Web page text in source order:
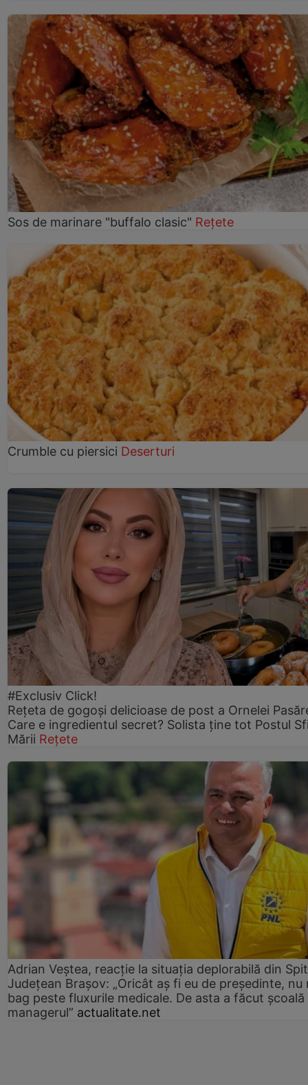
Sos de marinare "buffalo clasic" Rețete
Crumble cu piersici Deserturi
#Exclusiv Click!
Rețeta de gogoşi delicioase de post a Ornelei
Care e ingredientul secret? Solista ține tot Postul
Mării Rețete
Adrian Veștea, reacție la situația deplorabilă din
Județean Brașov: „Oricât aș fi eu de președinte, nu
bag peste fluxurile medicale. De asta a făcut școală
managerul” actualitate.net